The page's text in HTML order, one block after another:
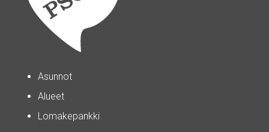
Asunnot
Alueet
Lomakepankki